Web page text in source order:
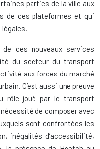
parties de la ville aux
de ces plateformes et qui
ces nouveaux services
du secteur du transport
aux forces du marché
C’est aussi une preuve
rôle joué par le transport
de composer avec
sont confrontées les
inégalités d’accessibilité,